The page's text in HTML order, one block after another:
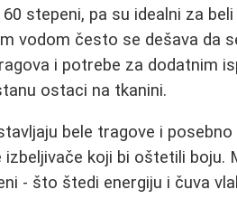
stepeni, pa su idealni za beli
vodom često se dešava da
i potrebe za dodatnim
ostaci na tkanini.
bele tragove i
koji bi oštetili boju.
- što štedi energiju i čuva